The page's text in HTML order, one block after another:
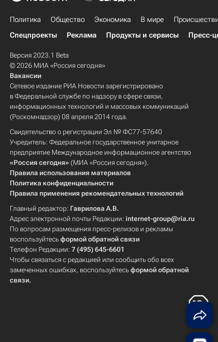
Политика Общество Экономика В мире
Спецпроекты
Реклама Продукты и сервисы Пресс-
Версия 2023.1 Beta
© 2026 МИА «Россия сегодня»
Вакансии
Сетевое издание РИА Новости зарегистрировано
в Федеральной службе по надзору в сфере связи,
информационных технологий и массовых коммуникаций
(Роскомнадзор) 08 апреля 2014 года.
Свидетельство о регистрации Эл № ФС77-57640
Учредитель: Федеральное государственное унитарное
предприятие Международное информационное агентство
«Россия сегодня» (МИА «Россия сегодня»).
Правила использования материалов
Политика конфиденциальности
Правила применения рекомендательных технологий
Главный редактор: Гаврилова А.В.
Адрес электронной почты Редакции: internet-group@ria.ru
По вопросам размещения пресс-релизов и рекламы
воспользуйтесьформой обратной связи
Телефон Редакции: 7 (495) 645-6601
Чтобы связаться с редакцией или сообщить обо всех
замеченных ошибках, воспользуйтесьформой обратной
связи.